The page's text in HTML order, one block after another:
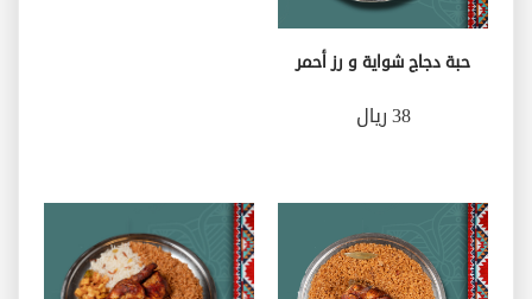
حبة دجاج شواية و رز أحمر
38 ريال